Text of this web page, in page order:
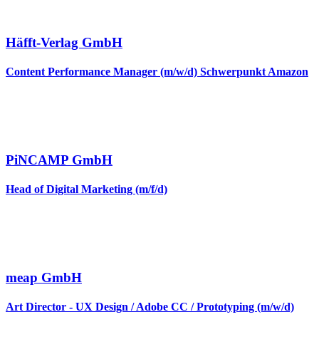
Häfft-Verlag GmbH
Content Performance Manager (m/w/d) Schwerpunkt Amazon
PiNCAMP GmbH
Head of Digital Marketing (m/f/d)
meap GmbH
Art Director - UX Design / Adobe CC / Prototyping (m/w/d)